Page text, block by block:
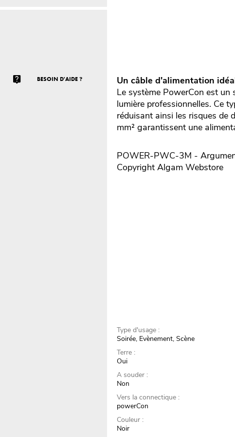
BESOIN D'AIDE ?
Un câble d'alimentation
Le système PowerCon est
lumière professionnelles. Ce
réduisant ainsi les risques de
mm² garantissent une
POWER-PWC-3M -
Copyright Algam Webstore
Type d'usage :
Soirée, Evènement, Scène
Terre :
Oui
A souder :
Non
Vers la connectique :
powerCon
Couleur :
Noir